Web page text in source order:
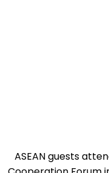
ASEAN guests